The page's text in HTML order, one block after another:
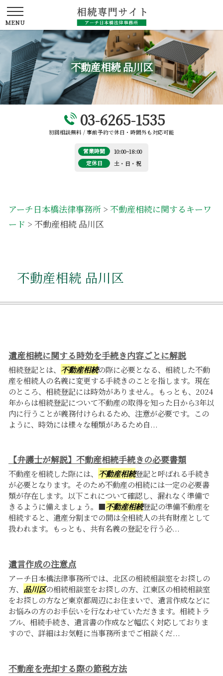
不動産相続 品川区
03-6265-1535
初回相談無料 / 事前予約で休日・時間外も対応可能
営業時間
10:00~18:00
定休日
土・日・祝
アーチ日本橋法律事務所 > 不動産相続に関するキーワ
ード > 不動産相続 品川区
不動産相続 品川区
遺産相続に関する時効を手続き内容ごとに解説
相続登記とは、 不動産相続の際に必要となる、相続した不動
産を相続人の名義に変更する手続きのことを指します。現在
のところ、相続登記には時効がありません。もっとも、2024
年からは相続登記について不動産の取得を知った日から3年以
内に行うことが義務付けられるため、注意が必要です。この
ように、時効には様々な種類があるため自...
【弁護士が解説】不動産相続手続きの必要書類
不動産を相続した際には、 不動産相続登記と呼ばれる手続き
が必要となります。そのため不動産の相続には一定の必要書
類が存在します。以下これについて確認し、漏れなく準備で
きるように備えましょう。■不動産相続登記の準備不動産を
相続すると、遺産分割までの間は全相続人の共有財産として
扱われます。もっとも、共有名義の登記を行う必...
遺言作成の注意点
アーチ日本橋法律事務所では、北区の相続相談室をお探しの
方、 品川区の相続相談室をお探しの方、江東区の相続相談室
をお探しの方など東京都周辺にお住まいで、遺言作成などに
お悩みの方のお手伝いを行なわせていただきます。相続トラ
ブル、相続手続き、遺言書の作成など幅広く対応しておりま
すので、詳細はお気軽に当事務所までご相談くだ...
不動産を売却する際の節税方法